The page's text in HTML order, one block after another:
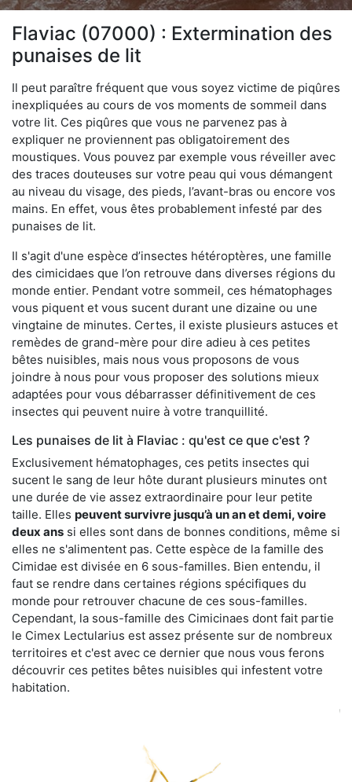
Flaviac (07000) : Extermination des
punaises de lit
Il peut paraître fréquent que vous soyez victime de piqûres
inexpliquées au cours de vos moments de sommeil dans
votre lit. Ces piqûres que vous ne parvenez pas à
expliquer ne proviennent pas obligatoirement des
moustiques. Vous pouvez par exemple vous réveiller avec
des traces douteuses sur votre peau qui vous démangent
au niveau du visage, des pieds, l’avant-bras ou encore vos
mains. En effet, vous êtes probablement infesté par des
punaises de lit.
Il s'agit d'une espèce d’insectes hétéroptères, une famille
des cimicidaes que l’on retrouve dans diverses régions du
monde entier. Pendant votre sommeil, ces hématophages
vous piquent et vous sucent durant une dizaine ou une
vingtaine de minutes. Certes, il existe plusieurs astuces et
remèdes de grand-mère pour dire adieu à ces petites
bêtes nuisibles, mais nous vous proposons de vous
joindre à nous pour vous proposer des solutions mieux
adaptées pour vous débarrasser définitivement de ces
insectes qui peuvent nuire à votre tranquillité.
Les punaises de lit à Flaviac : qu'est ce que c'est ?
Exclusivement hématophages, ces petits insectes qui
sucent le sang de leur hôte durant plusieurs minutes ont
une durée de vie assez extraordinaire pour leur petite
taille. Elles peuvent survivre jusqu’à un an et demi, voire
deux ans si elles sont dans de bonnes conditions, même si
elles ne s'alimentent pas. Cette espèce de la famille des
Cimidae est divisée en 6 sous-familles. Bien entendu, il
faut se rendre dans certaines régions spécifiques du
monde pour retrouver chacune de ces sous-familles.
Cependant, la sous-famille des Cimicinaes dont fait partie
le Cimex Lectularius est assez présente sur de nombreux
territoires et c'est avec ce dernier que nous vous ferons
découvrir ces petites bêtes nuisibles qui infestent votre
habitation.